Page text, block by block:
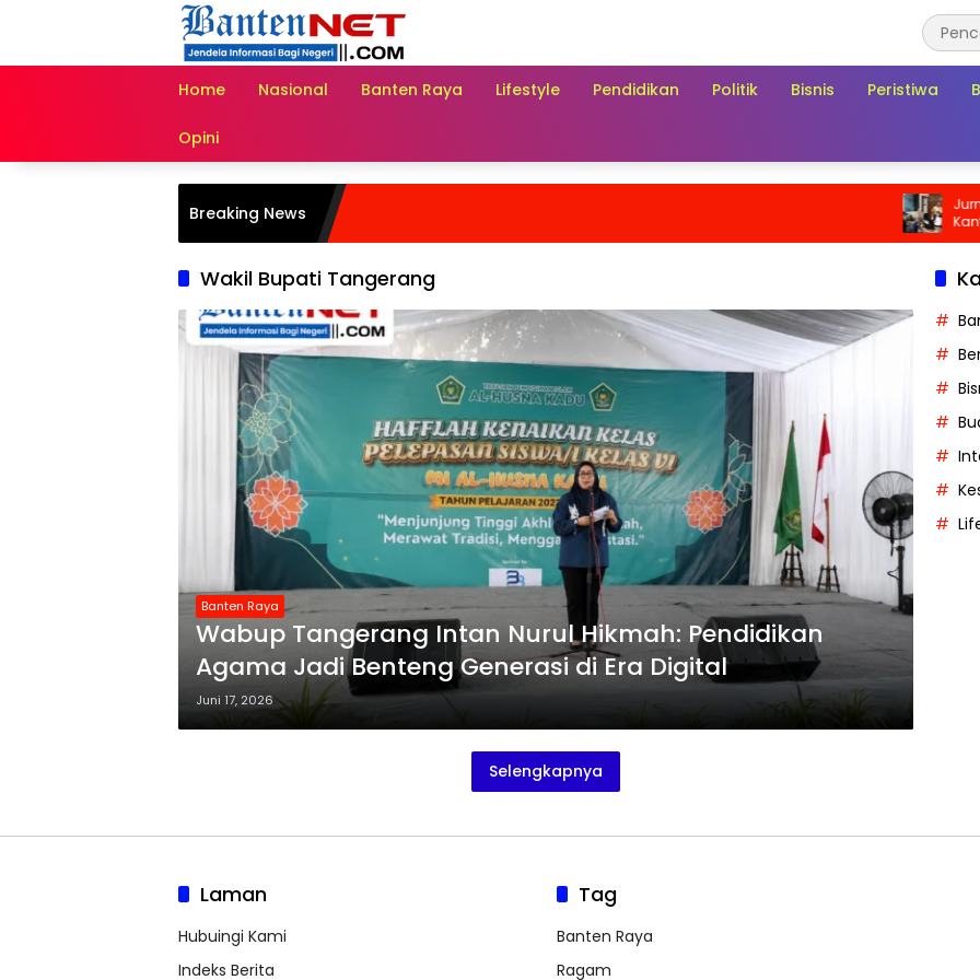
Home
Nasional Banten Raya Lifestyle Pendidikan Politik Bisnis Peristiwa
Opini
Breaking News
Jurnalis
Kantor
Bukan
Wakil Bupati Tangerang
Banten Raya
Wabup Tangerang Intan Nurul Hikmah: Pendidikan
Agama Jadi Benteng Generasi di Era Digital
Juni 17, 2026
Selengkapnya
Laman
Hubuingi Kami
Indeks Berita
Tag
Banten Raya
Ragam